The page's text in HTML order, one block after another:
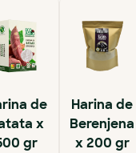
de
x
gr
Harina de
Berenjena
x 200 gr